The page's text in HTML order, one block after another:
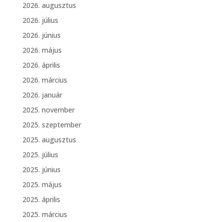
2026. augusztus
2026. július
2026. június
2026. május
2026. április
2026. március
2026. január
2025. november
2025. szeptember
2025. augusztus
2025. július
2025. június
2025. május
2025. április
2025. március